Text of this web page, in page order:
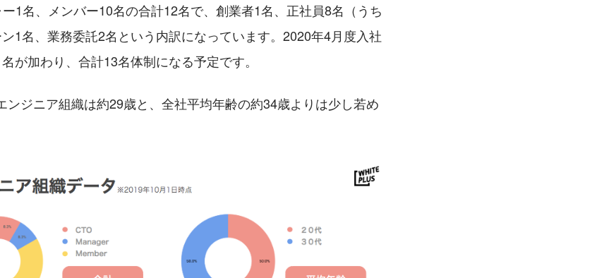
1名、メンバー10名の合計12名で、創業者1名、正社員8名（うち
1名、業務委託2名という内訳になっています。2020年4月度入社
が加わり、合計13名体制になる予定です。
ンジニア組織は約29歳と、全社平均年齢の約34歳よりは少し若め